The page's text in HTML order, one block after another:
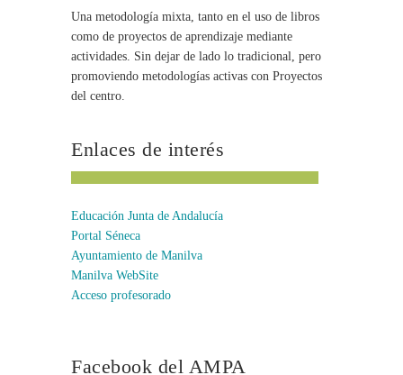
Una metodología mixta, tanto en el uso de libros
como de proyectos de aprendizaje mediante
actividades. Sin dejar de lado lo tradicional, pero
promoviendo metodologías activas con Proyectos
del centro.
Enlaces de interés
Educación Junta de Andalucía
Portal Séneca
Ayuntamiento de Manilva
Manilva WebSite
Acceso profesorado
Facebook del AMPA